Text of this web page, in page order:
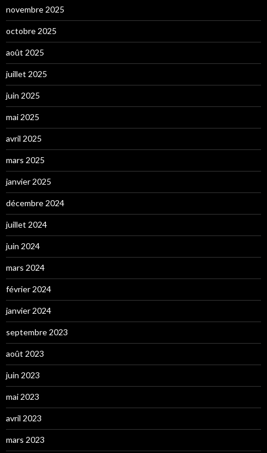
novembre 2025
octobre 2025
août 2025
juillet 2025
juin 2025
mai 2025
avril 2025
mars 2025
janvier 2025
décembre 2024
juillet 2024
juin 2024
mars 2024
février 2024
janvier 2024
septembre 2023
août 2023
juin 2023
mai 2023
avril 2023
mars 2023